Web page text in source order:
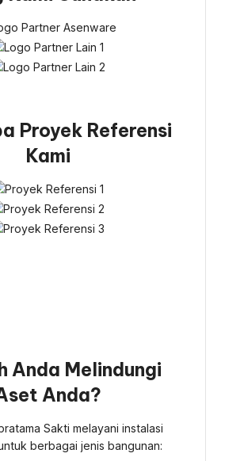
Proyek Referensi
Kami
Anda Melindungi
Anda?
Sakti melayani instalasi
berbagai jenis bangunan: